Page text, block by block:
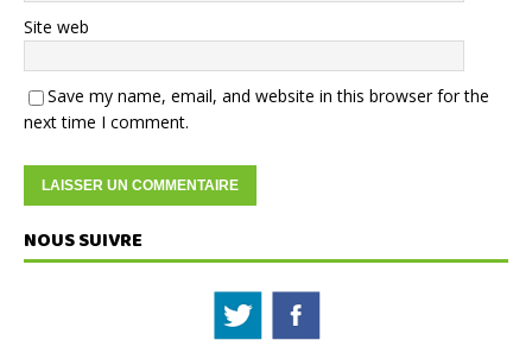
Site web
Save my name, email, and website in this browser for the
next time I comment.
NOUS SUIVRE